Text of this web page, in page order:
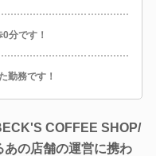
分です！
勤務です！
COFFEE SHOP/
の店舗の運営に携わ